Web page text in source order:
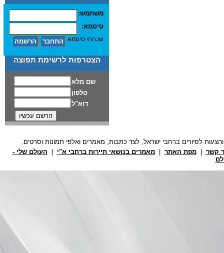
משתמש:
סיסמא:
שכחתי סיסמא
הצטרפות לרשימת תפוצה
קשר |מפת האתר |מאמרים בנושאי תיירות ברחבי א"י
העולם שלי -